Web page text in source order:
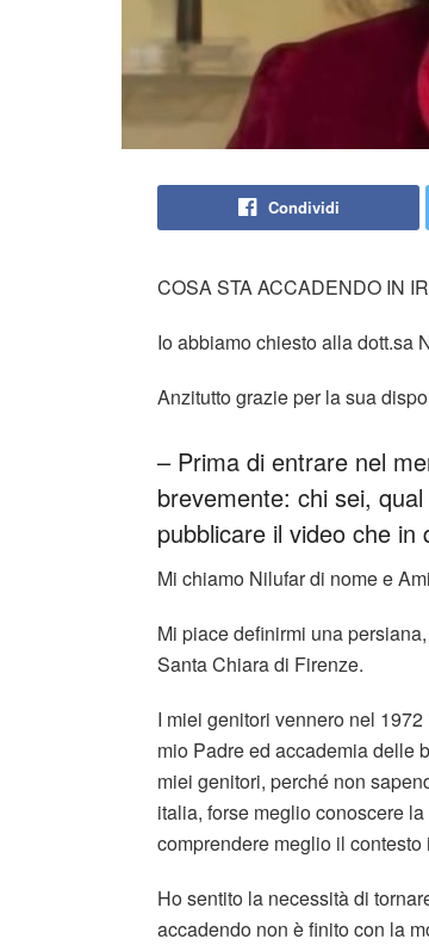
Condividi
COSA STA ACCADENDO IN
Io abbiamo chiesto alla dott.sa
Anzitutto grazie per la sua
– Prima di entrare nel
brevemente: chi sei,
pubblicare il video che
Mi chiamo Nilufar di nome e
Mi piace definirmi una
Santa Chiara di Firenze.
I miei genitori vennero nel
mio Padre ed accademia delle
miei genitori, perché non
italia, forse meglio conoscere
comprendere meglio il
Ho sentito la necessità di
accadendo non è finito con la